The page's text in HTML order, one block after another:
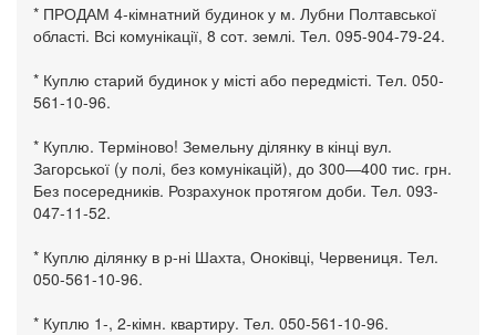
* ПРОДАМ 4-кімнатний будинок у м. Лубни Полтавської
області. Всі комунікації, 8 сот. землі. Тел. 095-904-79-24.
* Куплю старий будинок у місті або передмісті. Тел. 050-
561-10-96.
* Куплю. Терміново! Земельну ділянку в кінці вул.
Загорської (у полі, без комунікацій), до 300—400 тис. грн.
Без посередників. Розрахунок протягом доби. Тел. 093-
047-11-52.
* Куплю ділянку в р-ні Шахта, Оноківці, Червениця. Тел.
050-561-10-96.
* Куплю 1-, 2-кімн. квартиру. Тел. 050-561-10-96.